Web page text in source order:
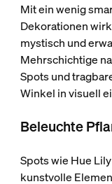
Mit ein wenig
Dekorationen
mystisch und
Mehrschichtige
Spots und
Winkel in visuell
Beleuchte
Spots wie Hue
kunstvolle